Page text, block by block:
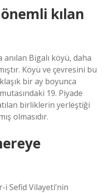
kılan
anılan Bigalı köyü, daha
Köyü ve çevresini bu
bir ay boyunca
19. Piyade
birliklerin yerleştiği
olmasıdır.
i Sefid Vilayeti’nin